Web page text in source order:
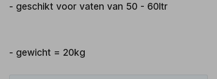
- geschikt voor vaten van 50 - 60ltr
- gewicht = 20kg